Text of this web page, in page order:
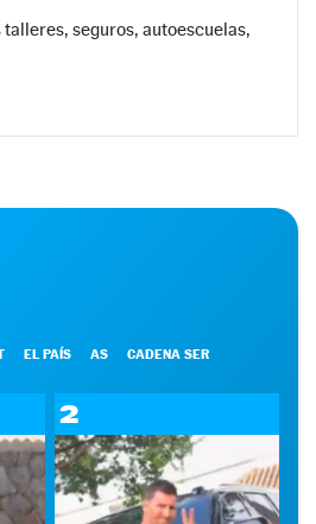
seguros, autoescuelas,
EL PAÍS AS CADENA SER
2